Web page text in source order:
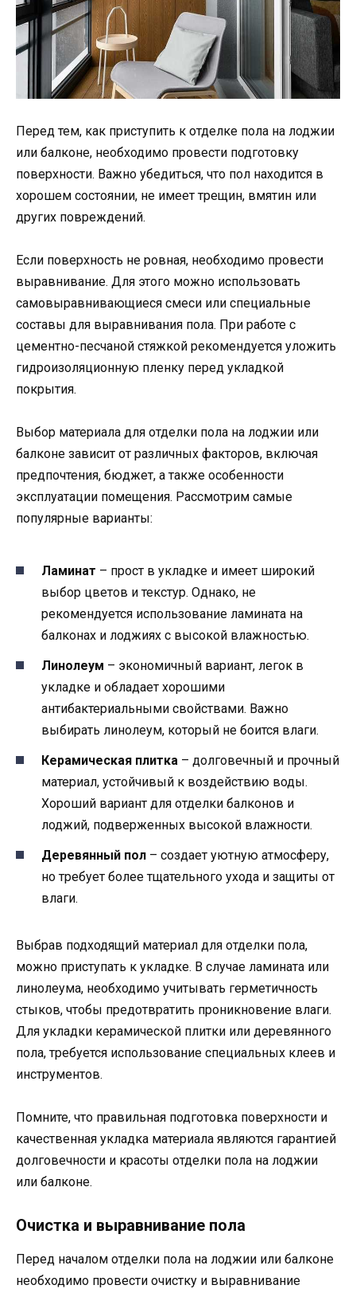
Перед тем, как приступить к отделке пола на лоджии
или балконе, необходимо провести подготовку
поверхности. Важно убедиться, что пол находится в
хорошем состоянии, не имеет трещин, вмятин или
других повреждений.
Если поверхность не ровная, необходимо провести
выравнивание. Для этого можно использовать
самовыравнивающиеся смеси или специальные
составы для выравнивания пола. При работе с
цементно-песчаной стяжкой рекомендуется уложить
гидроизоляционную пленку перед укладкой
покрытия.
Выбор материала для отделки пола на лоджии или
балконе зависит от различных факторов, включая
предпочтения, бюджет, а также особенности
эксплуатации помещения. Рассмотрим самые
популярные варианты:
Ламинат – прост в укладке и имеет широкий
выбор цветов и текстур. Однако, не
рекомендуется использование ламината на
балконах и лоджиях с высокой влажностью.
Линолеум – экономичный вариант, легок в
укладке и обладает хорошими
антибактериальными свойствами. Важно
выбирать линолеум, который не боится влаги.
Керамическая плитка – долговечный и прочный
материал, устойчивый к воздействию воды.
Хороший вариант для отделки балконов и
лоджий, подверженных высокой влажности.
Деревянный пол – создает уютную атмосферу,
но требует более тщательного ухода и защиты от
влаги.
Выбрав подходящий материал для отделки пола,
можно приступать к укладке. В случае ламината или
линолеума, необходимо учитывать герметичность
стыков, чтобы предотвратить проникновение влаги.
Для укладки керамической плитки или деревянного
пола, требуется использование специальных клеев и
инструментов.
Помните, что правильная подготовка поверхности и
качественная укладка материала являются гарантией
долговечности и красоты отделки пола на лоджии
или балконе.
Очистка и выравнивание пола
Перед началом отделки пола на лоджии или балконе
необходимо провести очистку и выравнивание